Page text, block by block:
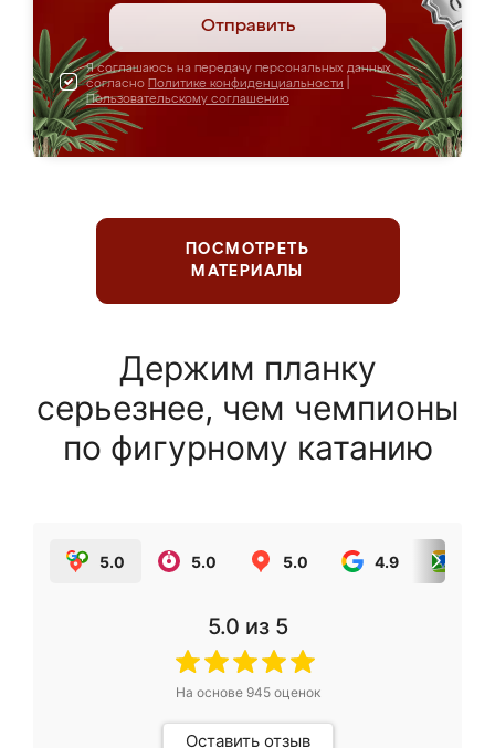
Отправить
Я соглашаюсь на передачу персональных данных
согласно Политике конфиденциальности
Пользовательскому соглашению
ПОСМОТРЕТЬ
МАТЕРИАЛЫ
Держим планку
серьезнее, чем чемпионы
по фигурному катанию
5.0 5.0 5.0 4.9
5.0 из 5
На основе 945оценок
Оставить отзыв